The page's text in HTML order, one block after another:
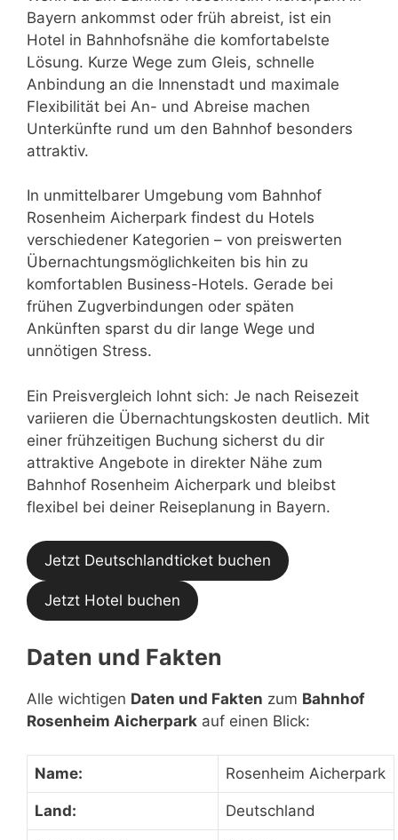
Bayern ankommst oder früh abreist, ist ein
Hotel in Bahnhofsnähe die komfortabelste
Lösung. Kurze Wege zum Gleis, schnelle
Anbindung an die Innenstadt und maximale
Flexibilität bei An- und Abreise machen
Unterkünfte rund um den Bahnhof besonders
attraktiv.
In unmittelbarer Umgebung vom Bahnhof
Rosenheim Aicherpark findest du Hotels
verschiedener Kategorien – von preiswerten
Übernachtungsmöglichkeiten bis hin zu
komfortablen Business-Hotels. Gerade bei
frühen Zugverbindungen oder späten
Ankünften sparst du dir lange Wege und
unnötigen Stress.
Ein Preisvergleich lohnt sich: Je nach Reisezeit
variieren die Übernachtungskosten deutlich. Mit
einer frühzeitigen Buchung sicherst du dir
attraktive Angebote in direkter Nähe zum
Bahnhof Rosenheim Aicherpark und bleibst
flexibel bei deiner Reiseplanung in Bayern.
Jetzt Deutschlandticket buchen
Jetzt Hotel buchen
Daten und Fakten
Alle wichtigen Daten und Fakten zum Bahnhof
Rosenheim Aicherpark auf einen Blick:
Name: Rosenheim Aicherpark
Land: Deutschland